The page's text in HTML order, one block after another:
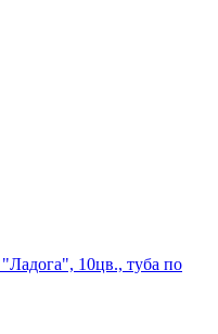
10цв., туба по